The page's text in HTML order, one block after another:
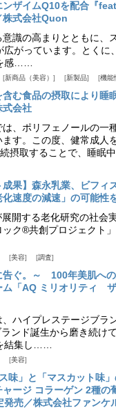
ンザイムQ10を配合『
株式会社Quon
識の高まりとともに、
がっています。とく
感……
新商品（美容） 新製品 機能
含む食品の摂取により睡
式会社
、ポリフェノールの一
す。この度、健常成人
摂取することで、睡眠
成果】森永乳業、ビフ
化速度の減速」の可能性
開する老化研究の社会
ク®共創プロジェクト
美容 調査
告ぐ。～ 100年美肌へ
ム「AQ ミリオリティ
ハイプレステージブラ
ンド誕生から磨き続け
結集し……
美容
味」と「マスカット味
ージ コラーゲン 2種の
発売／株式会社ファンケ